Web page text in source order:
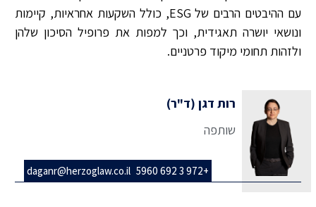
עם ההיבטים הרבים של ESG, כולל השקעות אחראיות, קיימות
ונושאי יושרה תאגידית, וכך למפות את פרופיל הסיכון שלהן
ולזהות תחומי מיקוד פרטניים.
רות דגן (ד"ר)
שותפה
+972 3 692 5960
daganr@herzoglaw.co.il